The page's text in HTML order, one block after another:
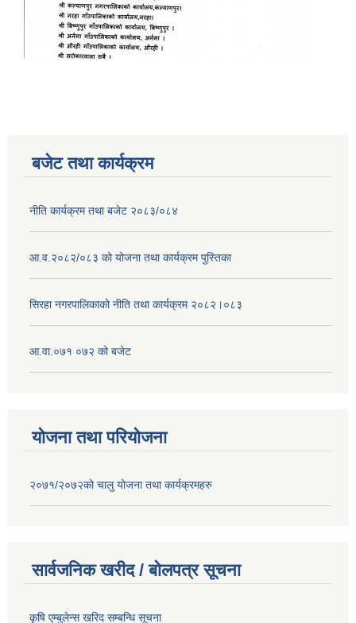
बजेट तथा कार्यक्रम
नीति कार्यक्रम तथा बजेट २०८३/०८४
आ.व.२०८२/०८३ को योजना तथा कार्यक्रम पुस्तिका
सिरहा नगरपालिकाको नीति तथा कार्यक्रम २०८२।०८३
आ.वा.०७१ ०७२ को बजेट
योजना तथा परियोजना
२०७१/२०७२को चालु योजना तथा कार्यक्रमहरु
सार्वजनिक खरीद / बोलपत्र सूचना
कृषि एम्बुलेन्स खरिद सम्बन्धि सूचना